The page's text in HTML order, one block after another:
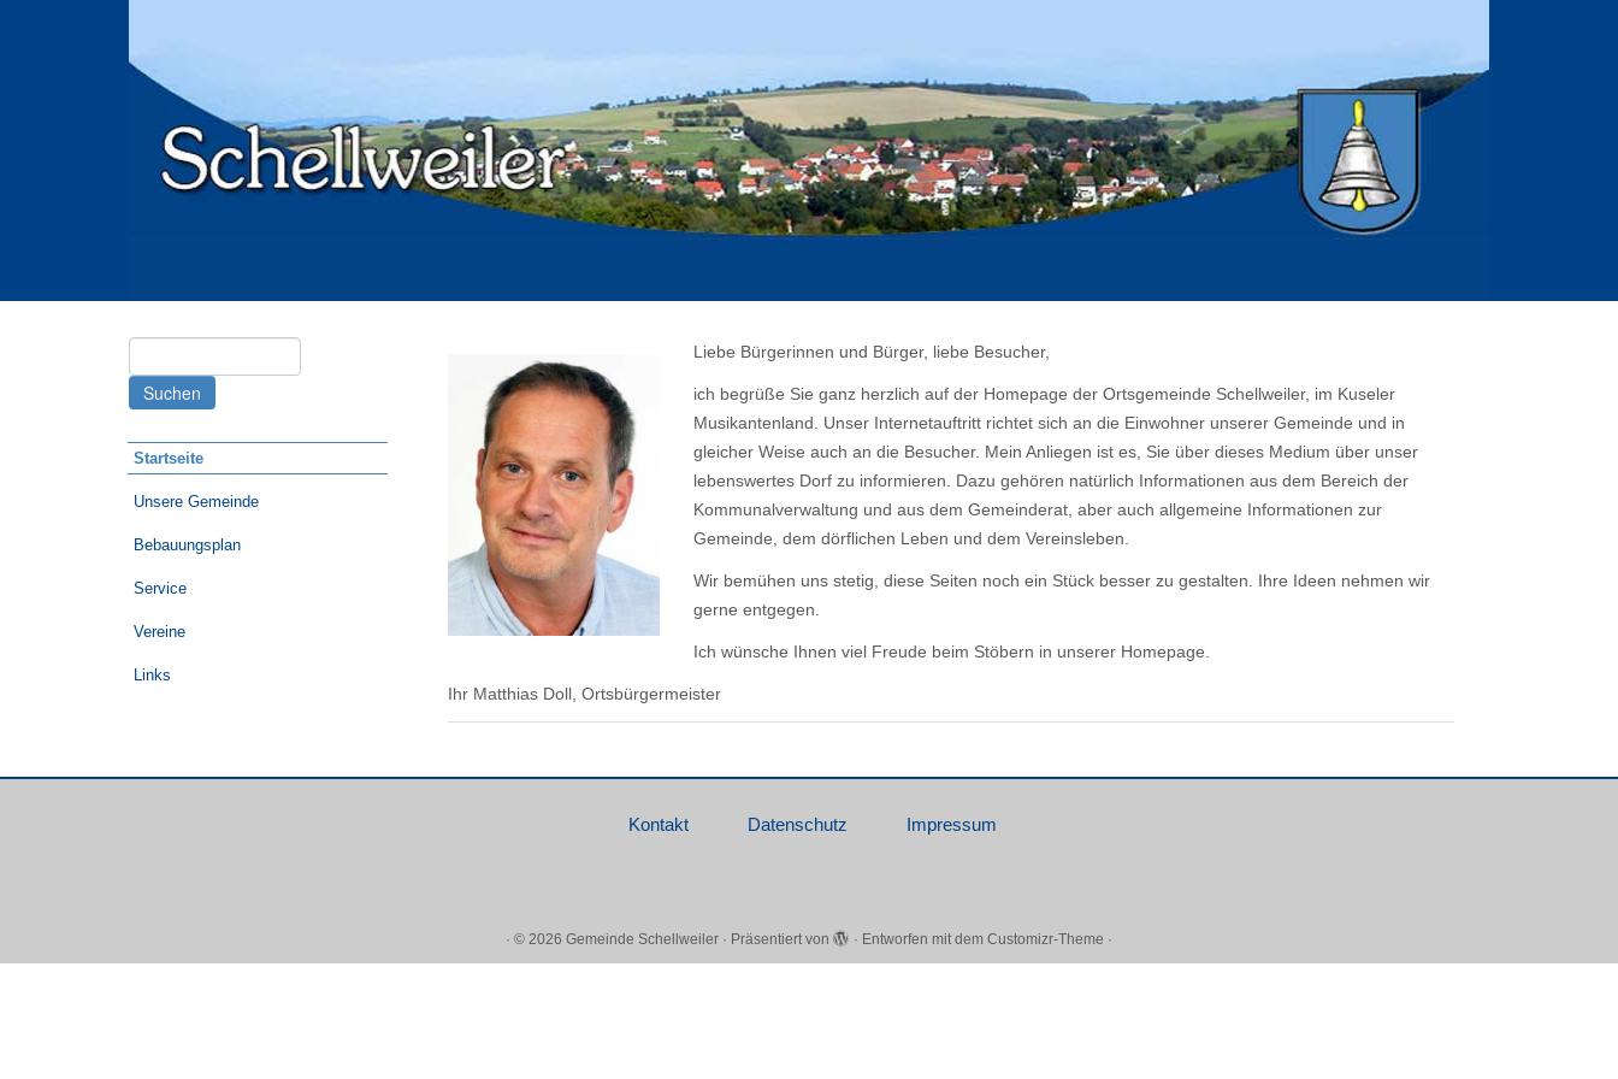
nach:
Startseite
Unsere Gemeinde
Bebauungsplan
Service
Vereine
Links
Liebe Bürgerinnen und Bürger, liebe Besucher,
ich begrüße Sie ganz herzlich auf der Homepage der Ortsgemeinde Schellweiler, im Kuseler
Musikantenland. Unser Internetauftritt richtet sich an die Einwohner unserer Gemeinde und in
gleicher Weise auch an die Besucher. Mein Anliegen ist es, Sie über dieses Medium über unser
lebenswertes Dorf zu informieren. Dazu gehören natürlich Informationen aus dem Bereich der
Kommunalverwaltung und aus dem Gemeinderat, aber auch allgemeine Informationen zur
Gemeinde, dem dörflichen Leben und dem Vereinsleben.
Wir bemühen uns stetig, diese Seiten noch ein Stück besser zu gestalten. Ihre Ideen nehmen wir
gerne entgegen.
Ich wünsche Ihnen viel Freude beim Stöbern in unserer Homepage.
Ihr Matthias Doll, Ortsbürgermeister
Kontakt Datenschutz Impressum
· © 2026 Gemeinde Schellweiler· Präsentiert von · Entworfen mit dem Customizr-Theme ·